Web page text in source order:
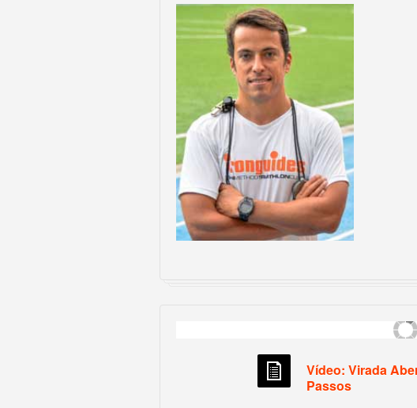
Vídeo: Virada
Passos